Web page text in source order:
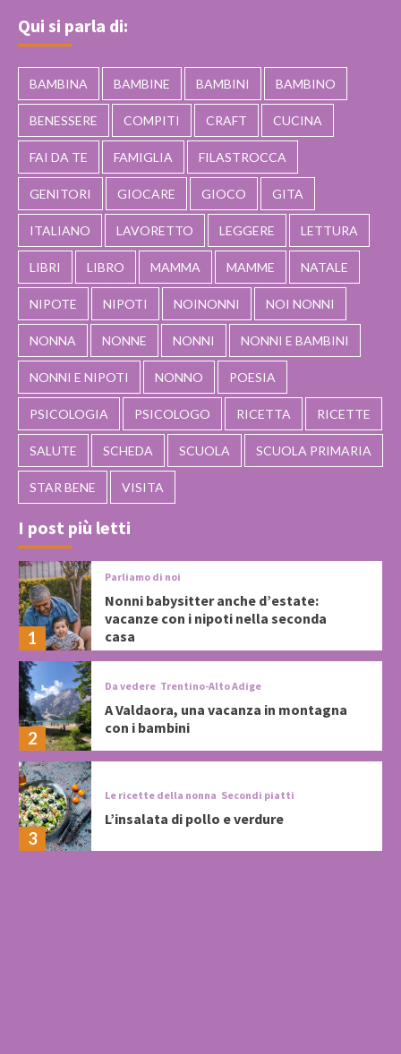
Qui si parla di:
BAMBINA BAMBINE BAMBINI BAMBINO
BENESSERE COMPITI CRAFT CUCINA
FAI DA TE FAMIGLIA FILASTROCCA
GENITORI GIOCARE GIOCO GITA
ITALIANO LAVORETTO LEGGERE LETTURA
LIBRI LIBRO MAMMA MAMME NATALE
NIPOTE NIPOTI NOINONNI NOI NONNI
NONNA NONNE NONNI NONNI E BAMBINI
NONNI E NIPOTI NONNO POESIA
PSICOLOGIA PSICOLOGO RICETTA RICETTE
SALUTE SCHEDA SCUOLA SCUOLA PRIMARIA
STAR BENE VISITA
I post più letti
1
Parliamo di noi
Nonni babysitter anche d’estate:
vacanze con i nipoti nella seconda
casa
2
Da vedere Trentino-Alto Adige
A Valdaora, una vacanza in montagna
con i bambini
3
Le ricette della nonna Secondi piatti
L’insalata di pollo e verdure